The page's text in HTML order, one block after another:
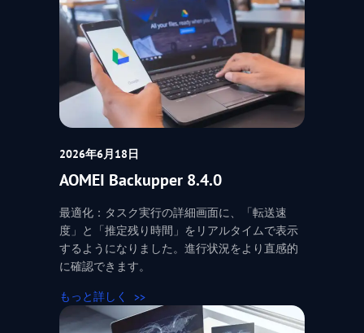
2026年6月18日
AOMEI Backupper 8.4.0
最適化：タスク実行の詳細画面に、「転送速
度」と「推定残り時間」をリアルタイムで表示
するようになりました。進行状況をより直感的
に確認できます。
もっと詳しく